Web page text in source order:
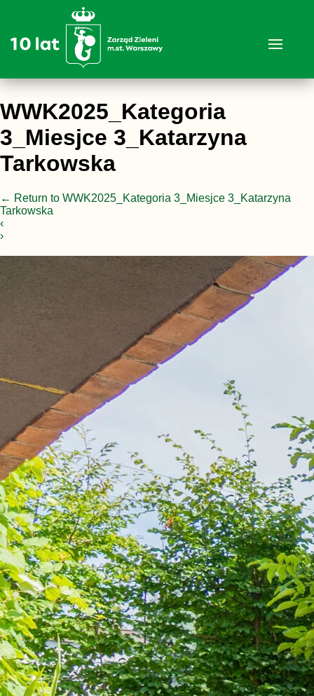
WWK2025_Kategoria
3_Miesjce 3_Katarzyna
Tarkowska
← Return to WWK2025_Kategoria 3_Miesjce 3_Katarzyna
Tarkowska
‹
›